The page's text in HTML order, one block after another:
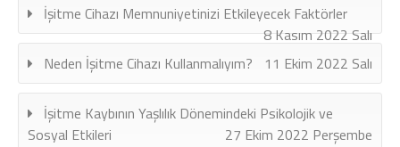
İşitme Cihazı Memnuniyetinizi Etkileyecek Faktörler
8 Kasım 2022 Salı
Neden İşitme Cihazı Kullanmalıyım?
11 Ekim 2022 Salı
İşitme Kaybının Yaşlılık Dönemindeki Psikolojik ve
Sosyal Etkileri
27 Ekim 2022 Perşembe